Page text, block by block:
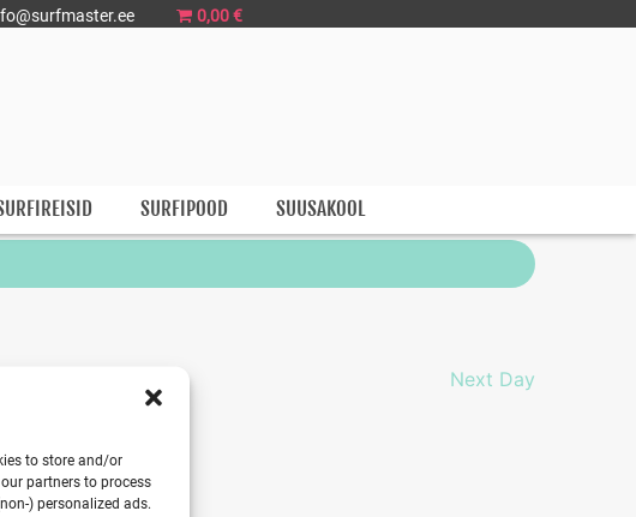
to store and/or
partners to process
) personalized ads.
0,00 €
SURFIPOOD SUUSAKOOL
Next Day